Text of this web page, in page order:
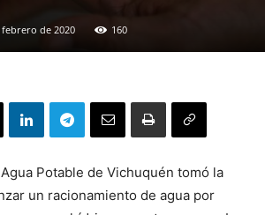
febrero de 2020 160
Potable de Vichuquén tomó la
un racionamiento de agua por